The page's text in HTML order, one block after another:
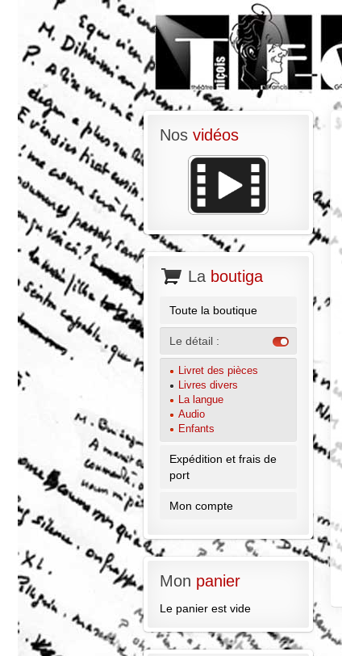
Nos vidéos
La boutiga
Toute la boutique
Le détail :
Livret des pièces
Livres divers
La langue
Audio
Enfants
Expédition et frais de
port
Mon compte
Mon panier
Le panier est vide